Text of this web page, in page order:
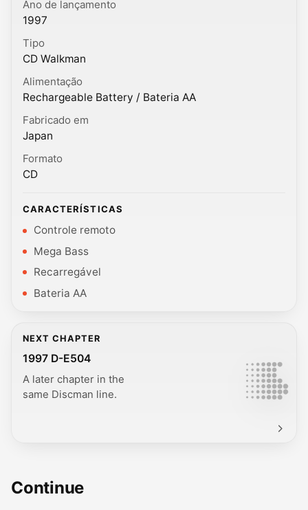
Ano de lançamento
1997
Tipo
CD Walkman
Alimentação
Rechargeable Battery / Bateria AA
Fabricado em
Japan
Formato
CD
CARACTERÍSTICAS
Controle remoto
Mega Bass
Recarregável
Bateria AA
NEXT CHAPTER
1997 D-E504
A later chapter in the
same Discman line.
Continue